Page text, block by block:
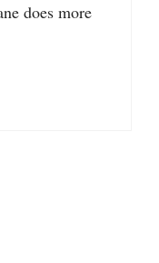
does more